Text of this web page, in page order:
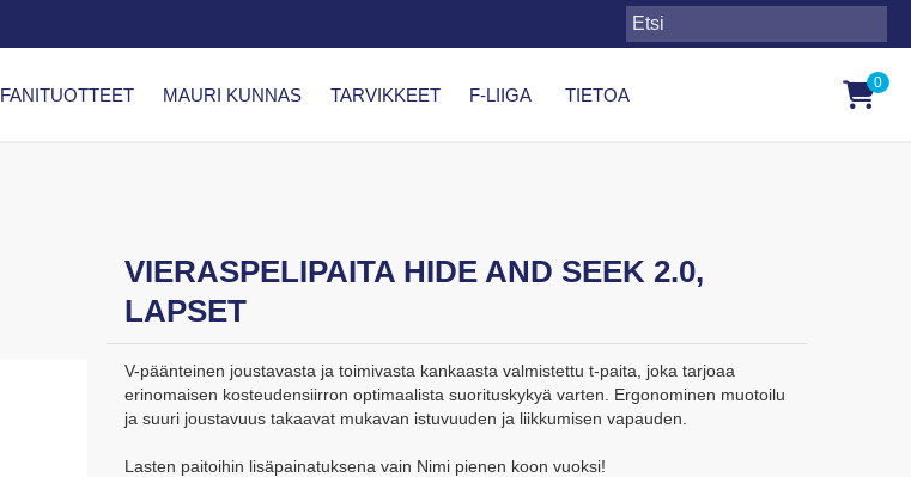
0
FANITUOTTEET MAURI KUNNAS TARVIKKEET F-LIIGA TIETOA
VIERASPELIPAITA HIDE AND SEEK 2.0,
LAPSET
V-päänteinen joustavasta ja toimivasta kankaasta valmistettu t-paita, joka tarjoaa
erinomaisen kosteudensiirron optimaalista suorituskykyä varten. Ergonominen muotoilu
ja suuri joustavuus takaavat mukavan istuvuuden ja liikkumisen vapauden.
Lasten paitoihin lisäpainatuksena vain Nimi pienen koon vuoksi!